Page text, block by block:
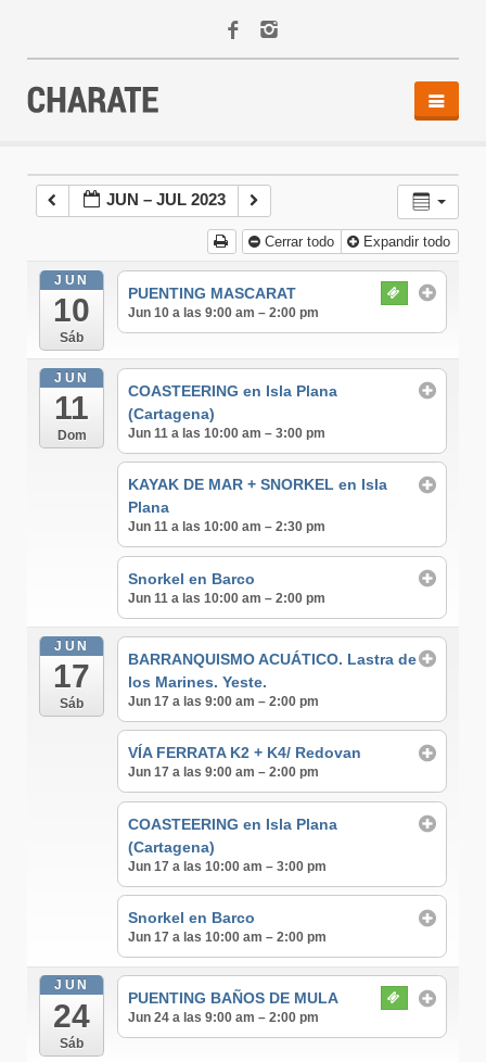
AGENDA
ACTIVIDADES
EQUIPO
CONTACTO
JUN – JUL 2023
Cerrar todo Expandir todo
JUN
10
Sáb
PUENTING MASCARAT
Jun 10 a las 9:00 am – 2:00 pm
JUN
11
Dom
COASTEERING en Isla Plana
(Cartagena)
Jun 11 a las 10:00 am – 3:00 pm
KAYAK DE MAR + SNORKEL en Isla
Plana
Jun 11 a las 10:00 am – 2:30 pm
Snorkel en Barco
Jun 11 a las 10:00 am – 2:00 pm
JUN
17
Sáb
BARRANQUISMO ACUÁTICO. Lastra de
los Marines. Yeste.
Jun 17 a las 9:00 am – 2:00 pm
VÍA FERRATA K2 + K4/ Redovan
Jun 17 a las 9:00 am – 2:00 pm
COASTEERING en Isla Plana
(Cartagena)
Jun 17 a las 10:00 am – 3:00 pm
Snorkel en Barco
Jun 17 a las 10:00 am – 2:00 pm
JUN
24
Sáb
PUENTING BAÑOS DE MULA
Jun 24 a las 9:00 am – 2:00 pm